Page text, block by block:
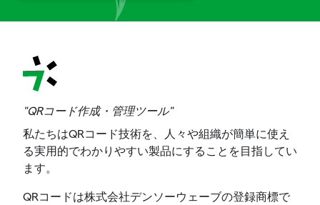
"QRコード作成・管理ツール"
私たちはQRコード技術を、人々や組織が簡単に使え
る実用的でわかりやすい製品にすることを目指してい
ます。
QRコードは株式会社デンソーウェーブの登録商標で